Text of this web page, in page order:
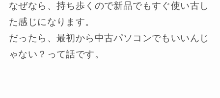
なぜなら、持ち歩くので新品でもすぐ使い古し
た感じになります。
だったら、最初から中古パソコンでもいいんじ
ゃない？って話です。